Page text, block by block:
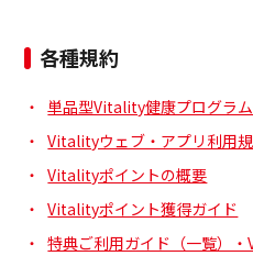
各種規約
単品型Vitality健康プログラム
Vitalityウェブ・アプリ利用
Vitalityポイントの概要
Vitalityポイント獲得ガイド
特典ご利用ガイド（一覧）